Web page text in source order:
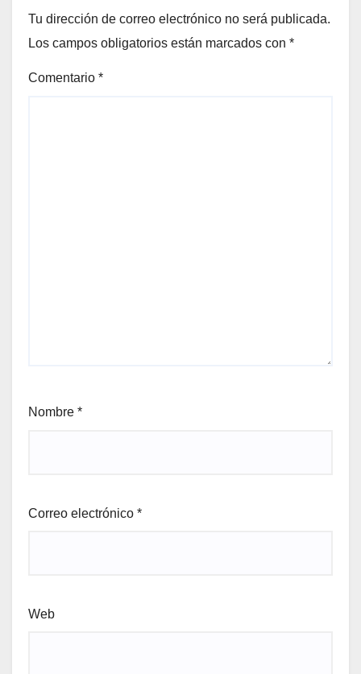
Tu dirección de correo electrónico no será publicada.
Los campos obligatorios están marcados con *
Comentario *
Nombre *
Correo electrónico *
Web